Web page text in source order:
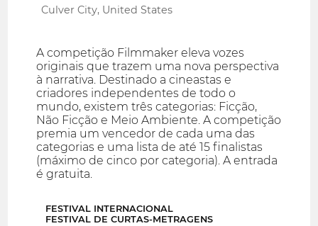
Culver City, United States
A competição Filmmaker eleva vozes
originais que trazem uma nova perspectiva
à narrativa. Destinado a cineastas e
criadores independentes de todo o
mundo, existem três categorias: Ficção,
Não Ficção e Meio Ambiente. A competição
premia um vencedor de cada uma das
categorias e uma lista de até 15 finalistas
(máximo de cinco por categoria). A entrada
é gratuita.
FESTIVAL INTERNACIONAL
FESTIVAL DE CURTAS-METRAGENS